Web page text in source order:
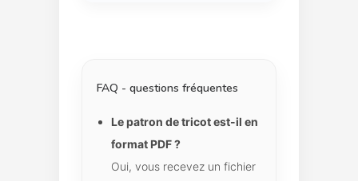
FAQ - questions fréquentes
Le patron de tricot est-il en
format PDF ?
Oui, vous recevez un fichier